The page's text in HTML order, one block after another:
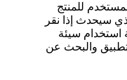
للمنتج
سيحدث إذا نقر
استخدام سيئة
والبحث عن